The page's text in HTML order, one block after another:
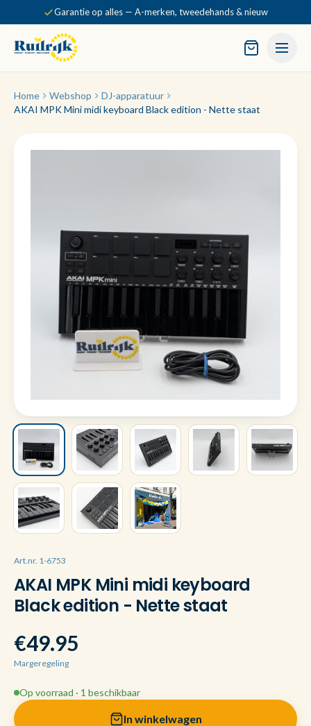
Garantie op alles — A-merken, tweedehands & nieuw
Home Webshop
DJ-apparatuur
AKAI MPK Mini midi keyboard Black edition - Nette staat
Art.nr. 1-6753
AKAI MPK Mini midi keyboard
Black edition - Nette staat
€49.95
Margeregeling
Op voorraad · 1 beschikbaar
In winkelwagen